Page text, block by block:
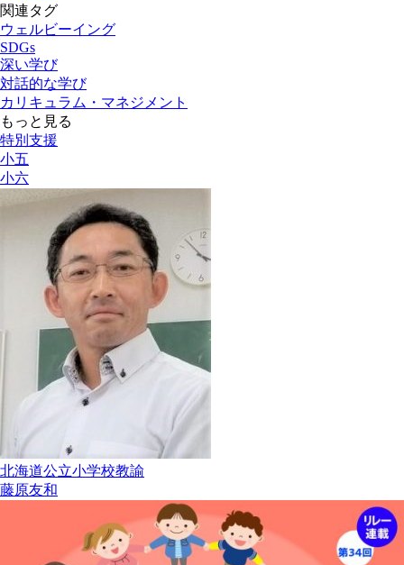
関連タグ
ウェルビーイング
SDGs
深い学び
対話的な学び
カリキュラム・マネジメント
もっと見る
特別支援
小五
小六
北海道公立小学校教諭
藤原友和